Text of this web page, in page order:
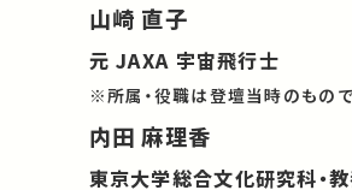
山崎 直子
元 JAXA 宇宙飛行士
※所属・役職は登壇当時のもので
内田 麻理香
東京大学総合文化研究科・